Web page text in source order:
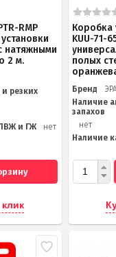
RMP
натяжными
2 м.
резких
и ГЖ
нет
Коробка
KUU-71-
полых
Бренд
ЭРА
Наличие
запахов
нет
Наличие